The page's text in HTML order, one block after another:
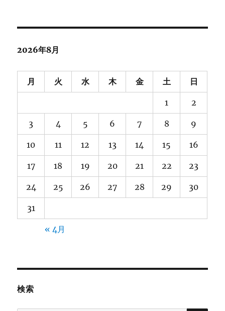
ブ
2026年8月
月 火 水 木 金 土 日
1 2
3 4 5 6 7 8 9
10 11 12 13 14 15 16
17 18 19 20 21 22 23
24 25 26 27 28 29 30
31
« 4月
検索